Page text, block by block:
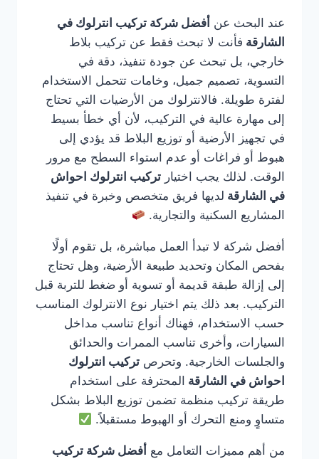
عند البحث عن أفضل شركة تركيب انترلوك في
الشارقة فأنت لا تبحث فقط عن تركيب بلاط
خارجي، بل تبحث عن جودة تنفيذ، دقة في
التسوية، تصميم جميل، وخامات تتحمل الاستخدام
لفترة طويلة. فالانترلوك من الأرضيات التي تحتاج
إلى مهارة عالية في التركيب، لأن أي خطأ بسيط
في تجهيز الأرضية أو توزيع البلاط قد يؤدي إلى
هبوط أو فراغات أو عدم استواء السطح مع مرور
الوقت. لذلك يجب اختيار تركيب انترلوك احواش
في الشارقة لديها فريق متخصص وخبرة في تنفيذ
المشاريع السكنية والتجارية.
أفضل شركة لا تبدأ العمل مباشرة، بل تقوم أولًا
بفحص المكان وتحديد طبيعة الأرضية، وهل تحتاج
إلى إزالة طبقة قديمة أو تسوية أو ضغط للتربة قبل
التركيب. بعد ذلك يتم اختيار نوع الانترلوك المناسب
حسب الاستخدام، فهناك أنواع تناسب مداخل
السيارات، وأخرى تناسب الممرات والحدائق
والجلسات الخارجية. وتحرص تركيب انترلوك
احواش في الشارقة المحترفة على استخدام
طريقة تركيب منظمة تضمن توزيع البلاط بشكل
متساوٍ ومنع التحرك أو الهبوط مستقبلاً.
من أهم مميزات التعامل مع أفضل شركة تركيب